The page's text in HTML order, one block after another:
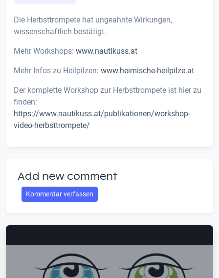
Die Herbsttrompete hat ungeahnte Wirkungen,
wissenschaftlich bestätigt.
Mehr Workshops: www.nautikuss.at
Mehr Infos zu Heilpilzen: www.heimische-heilpilze.at
Der komplette Workshop zur Herbsttrompete ist hier zu
finden:
https://www.nautikuss.at/publikationen/workshop-
video-herbsttrompete/
Add new comment
Kommentar verfassen